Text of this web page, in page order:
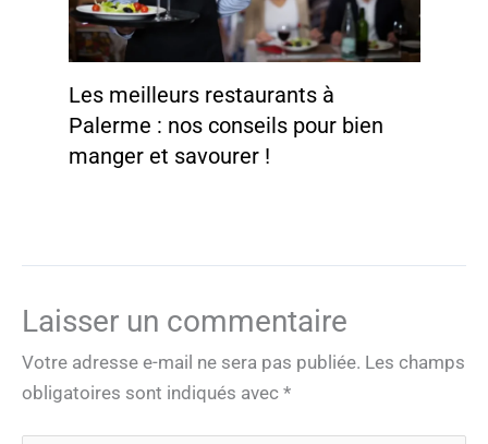
Les meilleurs restaurants à
Palerme : nos conseils pour bien
manger et savourer !
Laisser un commentaire
Votre adresse e-mail ne sera pas publiée. Les champs
obligatoires sont indiqués avec *